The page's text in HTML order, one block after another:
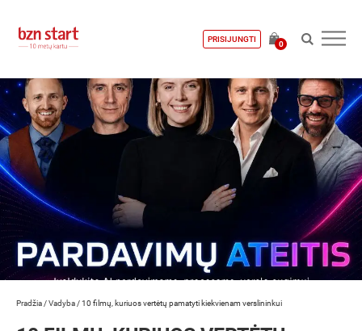
PRISIJUNGTI
0
Pradžia /Vadyba /10 filmų, kuriuos vertėtų pamatyti kiekvienam verslininkui